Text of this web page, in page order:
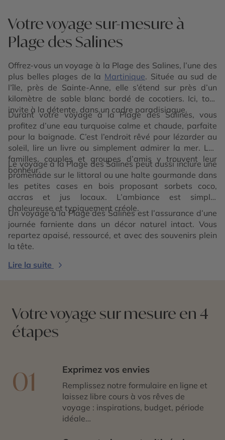
Votre voyage sur-mesure à
Plage des Salines
Offrez-vous un voyage à la Plage des Salines, l’une des
plus belles plages de la Martinique. Située au sud de
l’île, près de Sainte-Anne, elle s’étend sur près d’un
kilomètre de sable blanc bordé de cocotiers. Ici, tout
invite à la détente, dans un cadre paradisiaque.
Durant votre voyage à la Plage des Salines, vous
profitez d’une eau turquoise calme et chaude, parfaite
pour la baignade. C’est l’endroit rêvé pour lézarder au
soleil, lire un livre ou simplement admirer la mer. Les
familles, couples et groupes d’amis y trouvent leur
bonheur.
Le voyage à la Plage des Salines peut aussi inclure une
promenade sur le littoral ou une halte gourmande dans
les petites cases en bois proposant sorbets coco,
accras et jus locaux. L’ambiance est simple,
chaleureuse et typiquement créole.
Un voyage à la Plage des Salines est l’assurance d’une
journée farniente dans un décor naturel intact. Vous
repartez apaisé, ressourcé, et avec des souvenirs plein
la tête.
Lire la suite
Votre voyage sur mesure en 4
étapes
01 Exprimez vos envies
Remplissez notre formulaire en ligne et
laissez libre cours à vos rêves de
voyage : inspirations, budget, période
idéale…